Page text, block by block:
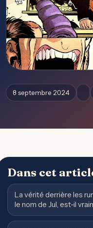
8 septembre 2024
Dans cet
La vérité derrière les
le nom de Jul, est-il